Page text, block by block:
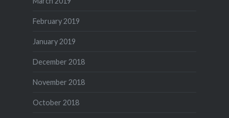
February 2019
January 2019
December 2018
November 2018
October 2018